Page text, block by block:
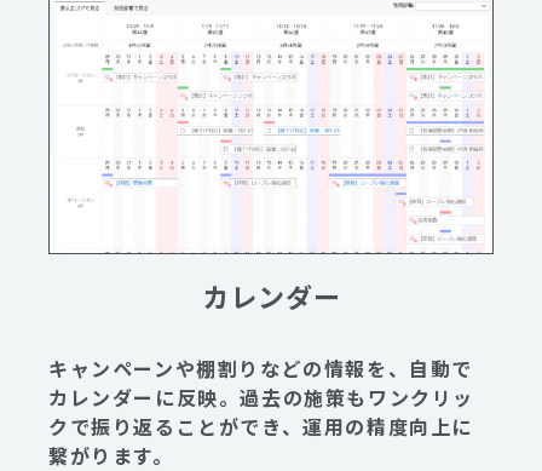
カレンダー
キャンペーンや棚割りなどの情報を、自動で
カレンダーに反映。過去の施策もワンクリッ
クで振り返ることができ、運用の精度向上に
繋がります。